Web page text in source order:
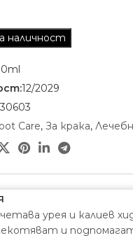
12/2029
Care, За крака,
урея и калиев
и